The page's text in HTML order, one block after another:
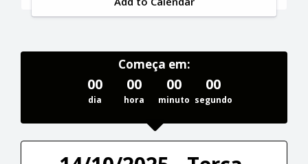
Começa em:
00
dia
00
hora
00
minuto
00
segundo